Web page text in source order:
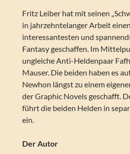
Fritz Leiber hat mit seinen
in jahrzehntelanger Arbeit
interessantesten und
Fantasy geschaffen. Im
ungleiche Anti-Heldenpaar
Mauser. Die beiden haben es
Newhon längst zu einem
der Graphic Novels geschafft.
führt die beiden Helden in
ein.
Der Autor